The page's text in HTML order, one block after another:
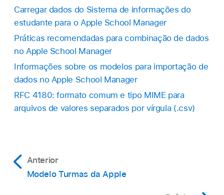
Carregar dados do Sistema de informações do
estudante para o Apple School Manager
Práticas recomendadas para combinação de dados
no Apple School Manager
Informações sobre os modelos para importação de
dados no Apple School Manager
RFC 4180: formato comum e tipo MIME para
arquivos de valores separados por vírgula (.csv)
Anterior
Modelo Turmas da Apple